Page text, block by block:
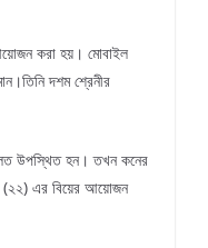
করা হয়। মোবাইল
দশম শ্রেনীর
উপস্থিত হন। তখন কনের
(২২) এর বিয়ের আয়োজন